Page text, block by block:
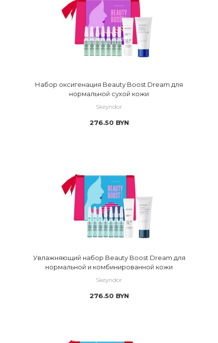
Набор оксигенация Beauty Boost Dream для
нормальной сухой кожи
Skeyndor
276.50 BYN
Увлажняющий набор Beauty Boost Dream для
нормальной и комбинированной кожи
Skeyndor
276.50 BYN